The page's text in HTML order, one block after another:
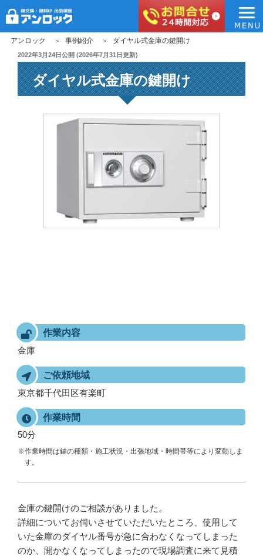
アンロック
アンロック 事例紹介 ダイヤル式金庫の鍵開け
投
稿
日:
2022年3月24日公開 (2026年7月31日更新)
ダイヤル式金庫の鍵開け
作業内容
金庫
ご依頼地域
東京都千代田区有楽町
作業時間
50分
※作業時間は鍵の種類・施工状況・出張地域・時間帯等により変動しま
す。
金庫の鍵開けのご相談がありました。
詳細についてお伺いさせていただいたところ、使用して
いた金庫のダイヤル番号が急に合わなくなってしまった
のか、開かなくなってしまったので現場調査に来て見積